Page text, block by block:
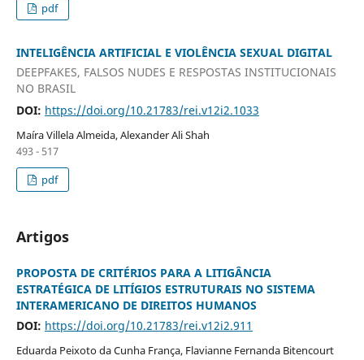
pdf
INTELIGÊNCIA ARTIFICIAL E VIOLÊNCIA SEXUAL DIGITAL
DEEPFAKES, FALSOS NUDES E RESPOSTAS INSTITUCIONAIS
NO BRASIL
DOI: https://doi.org/10.21783/rei.v12i2.1033
Maíra Villela Almeida, Alexander Ali Shah
493 - 517
pdf
Artigos
PROPOSTA DE CRITÉRIOS PARA A LITIGÂNCIA
ESTRATÉGICA DE LITÍGIOS ESTRUTURAIS NO SISTEMA
INTERAMERICANO DE DIREITOS HUMANOS
DOI: https://doi.org/10.21783/rei.v12i2.911
Eduarda Peixoto da Cunha França, Flavianne Fernanda Bitencourt